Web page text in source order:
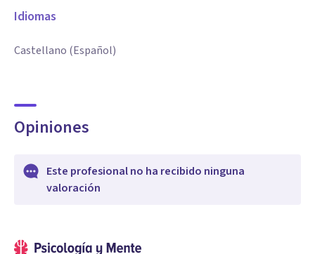
Idiomas
Castellano (Español)
Opiniones
Este profesional no ha recibido ninguna
valoración